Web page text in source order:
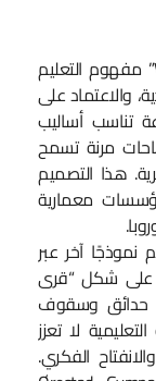
في السويد، تُجسّد مدرسة “Vittra Telefonplan” مفهوم التعليم
والاعتماد على
تناسب أساليب
مرنة تسمح
هذا التصميم
معمارية
نموذجًا آخر عبر
على شكل “قرى
حدائق وسقوف
لا تعزز
الفكري.